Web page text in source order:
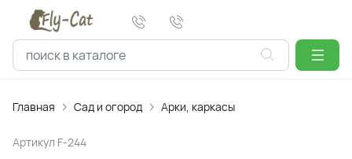
Главная Сад и огород Арки, каркасы
Артикул F-244